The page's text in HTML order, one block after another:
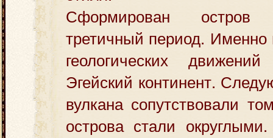
Сформирован
третичный период. Именно
геологических
Эгейский континент.
вулкана сопутствовали
острова стали